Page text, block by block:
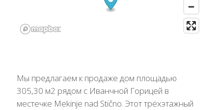
Мы предлагаем к продаже дом площадью
305,30 м2 рядом с Иванчной Горицей в
местечке Mekinje nad Stično. Этот трёхэтажный